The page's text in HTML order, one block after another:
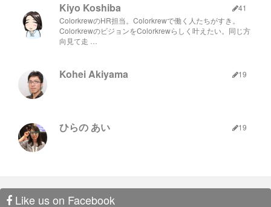
Kiyo Koshiba
41
ColorkrewのHR担当。Colorkrewで働く人たちがすき。
ColorkrewのビジョンをColorkrewらしく叶えたい。同じ方
向見て走 …
Kohei Akiyama 19
ひらの あい 19
Like us on Facebook